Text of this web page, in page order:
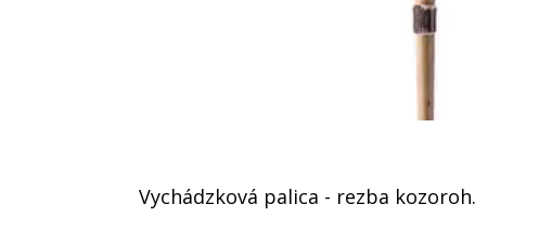
Vychádzková palica - rezba kozoroh.